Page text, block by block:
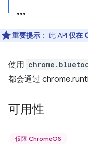
重要提示 ： 此 API 仅在
使用
都会通过
可用性
仅限 ChromeOS